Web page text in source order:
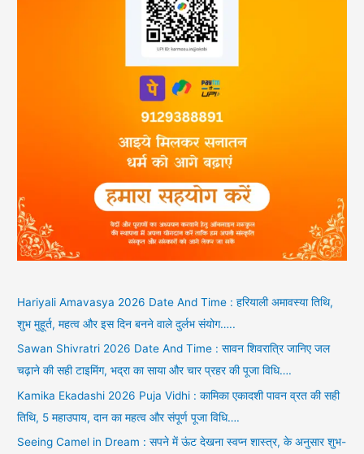
Hariyali Amavasya 2026 Date And Time : हरियाली अमावस्या तिथि,
शुभ मुहूर्त, महत्व और इस दिन बनने वाले दुर्लभ संयोग…..
Sawan Shivratri 2026 Date And Time : सावन शिवरात्रि जानिए जल
चढ़ाने की सही टाइमिंग, भद्रा का साया और चार प्रहर की पूजा विधि….
Kamika Ekadashi 2026 Puja Vidhi : कामिका एकादशी पावन व्रत की सही
तिथि, 5 महाउपाय, दान का महत्व और संपूर्ण पूजा विधि….
Seeing Camel in Dream : सपने में ऊंट देखना स्वप्न शास्त्र, के अनुसार शुभ-